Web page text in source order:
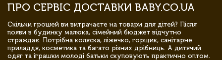
ПРО СЕРВІС ДОСТАВКИ BABY.CO.UA
Скільки грошей ви витрачаєте на товари для дітей? Після
появи в будинку малюка, сімейний бюджет відчутно
страждає. Потрібна коляска, ліжечко, горщик, санітарне
приладдя, косметика та багато різних дрібниць. А дитячий
одяг та іграшки молоді батьки скуповують практично оптом.